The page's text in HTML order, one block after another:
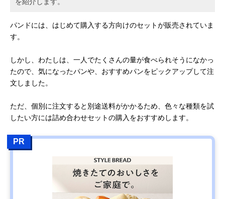
パンドには、はじめて購入する方向けのセットが販売されていま
す。
しかし、わたしは、一人でたくさんの量が食べられそうになかっ
たので、気になったパンや、おすすめパンをピックアップして注
文しました。
ただ、個別に注文すると別途送料がかかるため、色々な種類を試
したい方には詰め合わせセットの購入をおすすめします。
PR